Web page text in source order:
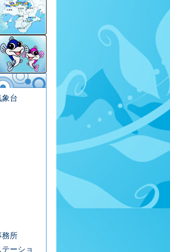
台
務所
ーショ